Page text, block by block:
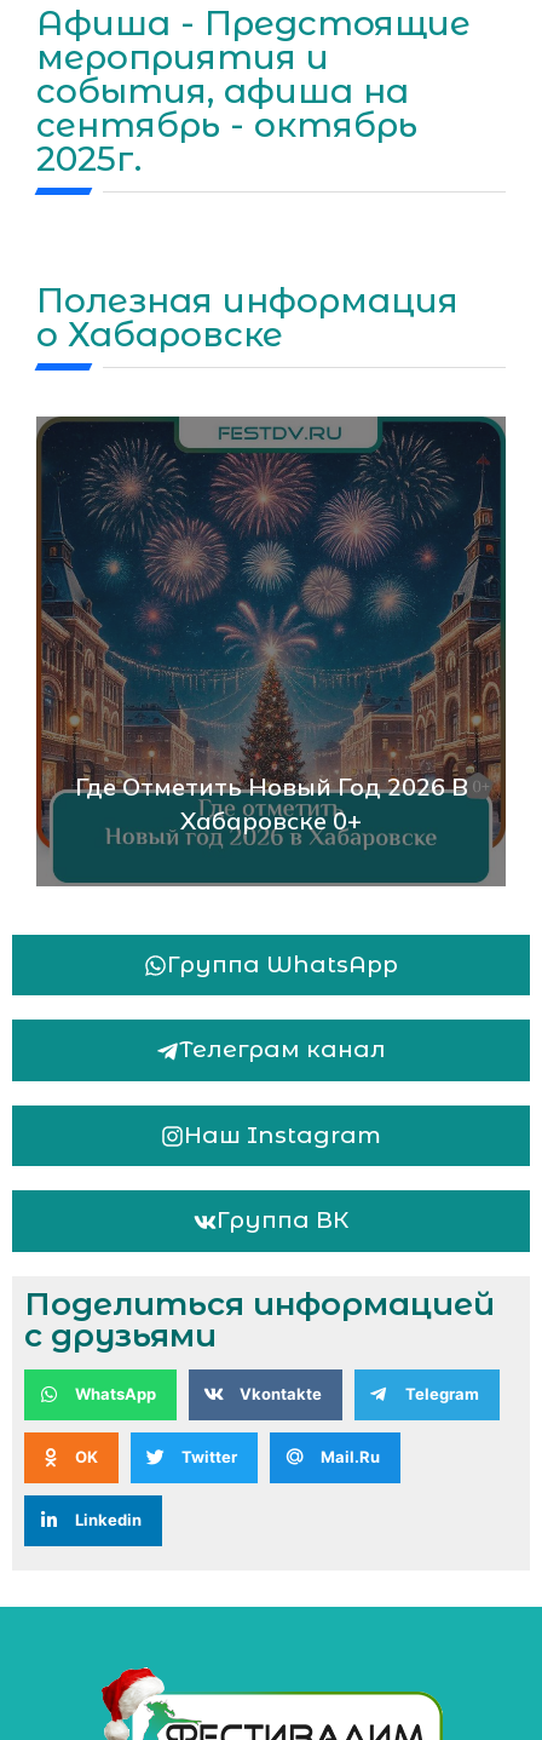
Афиша - Предстоящие
мероприятия и
события, афиша на
сентябрь - октябрь
2025г.
Полезная информация
о Хабаровске
Где Отметить Новый Год 2026 В
Хабаровске 0+
Группа WhatsApp
Телеграм канал
Наш Instagram
Группа ВК
Поделиться информацией
с друзьями
WhatsApp Vkontakte Telegram
OK Twitter Mail.Ru
Linkedin